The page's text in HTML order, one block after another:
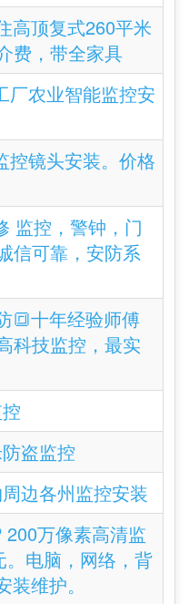
高顶复式260平米
费，带全家具
厂农业智能监控安
控镜头安装。价格
监控，警钟，门
信可靠，安防系
🔳十年经验师傅
科技监控，最实
盗监控
边各州监控安装
万像素高清监
电脑，网络，背
维护。